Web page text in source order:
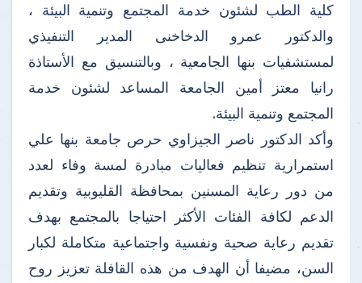
كلية الطب لشئون خدمة المجتمع وتنمية البيئة ،
والدكتور عمرو الدخاخنى المدير التنفيذي
لمستشفيات بنها الجامعية ، وبالتنسيق مع الأستاذة
رانيا معتز أمين الجامعة المساعد لشئون خدمة
المجتمع وتنمية البيئة.
وأكد الدكتور ناصر الجيزاوي حرص جامعة بنها علي
استمرارية تنظيم فعاليات مبادرة لمسة وفاء لعدد
من دور رعاية المسنين بمحافظة القليوبية وتقديم
الدعم لكافة الفئات الأكثر احتياجا بالمجتمع بهدف
تقديم رعاية صحية ونفسية واجتماعية متكاملة لكبار
السن، مضيفا أن الهدف من هذه القافلة تعزيز روح